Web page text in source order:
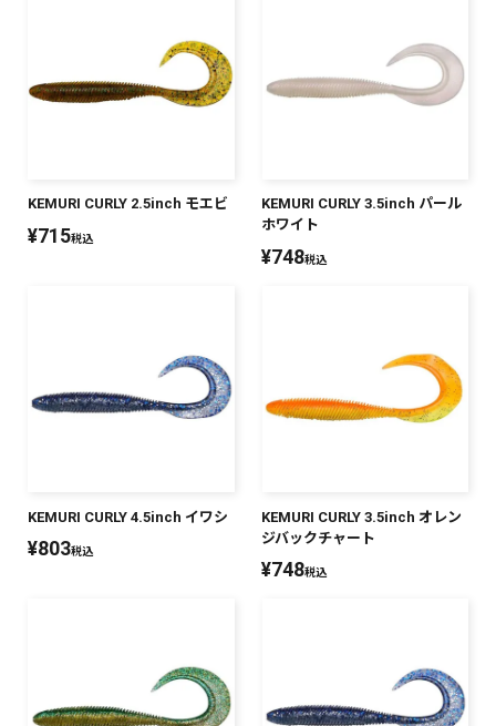
KEMURI CURLY 2.5inch モエビ
¥715税込
KEMURI CURLY 3.5inch パール
ホワイト
¥748税込
KEMURI CURLY 4.5inch イワシ
¥803税込
KEMURI CURLY 3.5inch オレン
ジバックチャート
¥748税込